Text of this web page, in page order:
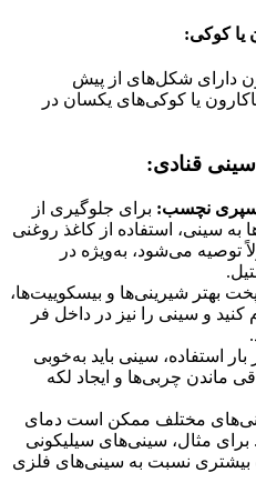
دارای شکل‌های از پیش
یا کوکی‌های یکسان در
قنادی:
اسپری نچسب: برای جلوگیری از
سینی، استفاده از کاغذ روغنی
توصیه می‌شود، به‌ویژه در
بهتر شیرینی‌ها و بیسکوییت‌ها،
و سینی را نیز در داخل فر
استفاده، سینی باید به‌خوبی
ماندن چربی‌ها و ایجاد لکه
مختلف ممکن است دمای
برای مثال، سینی‌های سیلیکونی
بیشتری نسبت به سینی‌های فلزی